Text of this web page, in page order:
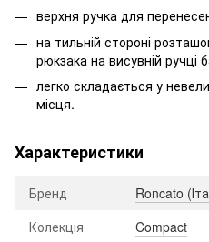
верхня ручка для
на тильній стороні
рюкзака на висувній ручці
легко складається у
місця.
Характеристики
Бренд
Roncato
Колекція
Compact